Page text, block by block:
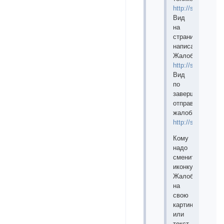
http://
Вид
на
странице
написания
Жалоб:
http://
Вид
по
завершении
отправки
жалобы:
http://
Кому
надо
сменить
иконку
Жалоб
на
свою
картинку
или